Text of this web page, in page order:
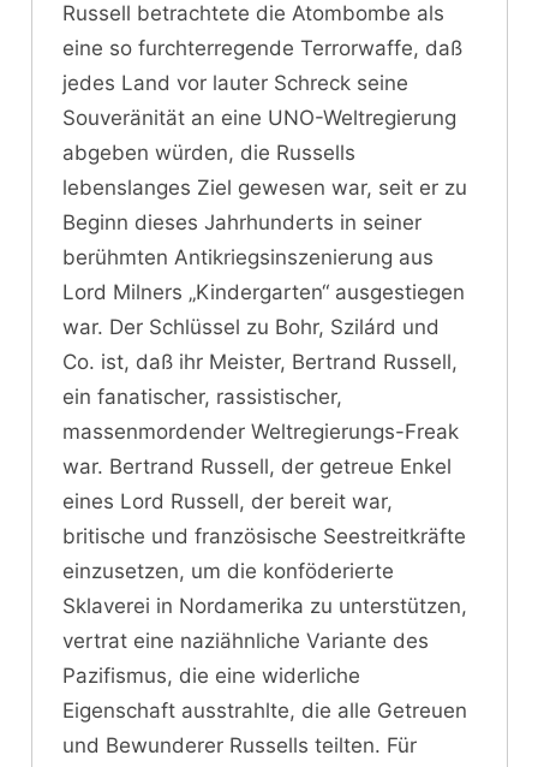
Russell betrachtete die Atombombe als
eine so furchterregende Terrorwaffe, daß
jedes Land vor lauter Schreck seine
Souveränität an eine UNO-Weltregierung
abgeben würden, die Russells
lebenslanges Ziel gewesen war, seit er zu
Beginn dieses Jahrhunderts in seiner
berühmten Antikriegsinszenierung aus
Lord Milners „Kindergarten“ ausgestiegen
war. Der Schlüssel zu Bohr, Szilárd und
Co. ist, daß ihr Meister, Bertrand Russell,
ein fanatischer, rassistischer,
massenmordender Weltregierungs-Freak
war. Bertrand Russell, der getreue Enkel
eines Lord Russell, der bereit war,
britische und französische Seestreitkräfte
einzusetzen, um die konföderierte
Sklaverei in Nordamerika zu unterstützen,
vertrat eine naziähnliche Variante des
Pazifismus, die eine widerliche
Eigenschaft ausstrahlte, die alle Getreuen
und Bewunderer Russells teilten. Für